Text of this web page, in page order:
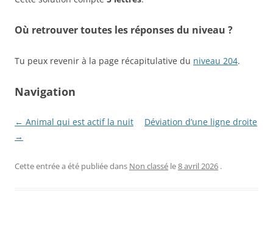
Où retrouver toutes les réponses du niveau ?
Tu peux revenir à la page récapitulative du niveau 204.
Navigation
← Animal qui est actif la nuit
Déviation d’une ligne droite
→
Cette entrée a été publiée dans Non classé le8 avril 2026 .